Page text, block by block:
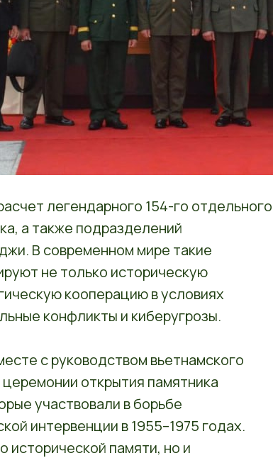
легендарного 154-го отдельного
а также подразделений
В современном мире такие
не только историческую
кооперацию в условиях
конфликты и киберугрозы.
с руководством вьетнамского
открытия памятника
участвовали в борьбе
интервенции в 1955–1975 годах.
исторической памяти, но и